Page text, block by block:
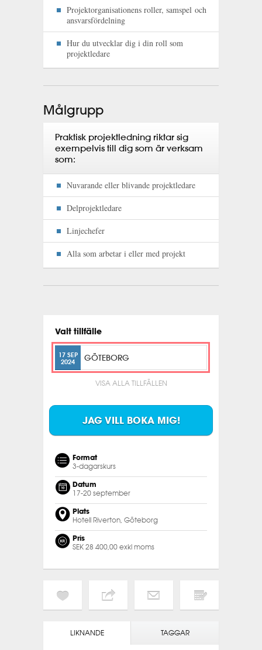
Projektorganisationens roller, samspel och
ansvarsfördelning
Hur du utvecklar dig i din roll som
projektledare
Målgrupp
Praktisk projektledning riktar sig
exempelvis till dig som är verksam
som:
Nuvarande eller blivande projektledare
Delprojektledare
Linjechefer
Alla som arbetar i eller med projekt
Valt tillfälle
17 SEP
2024
GÖTEBORG
VISA ALLA TILLFÄLLEN
JAG VILL BOKA MIG!
Format
3-dagarskurs
Datum
17-20 september
Plats
Hotell Riverton, Göteborg
Pris
SEK 28 400,00 exkl moms
LIKNANDE TAGGAR